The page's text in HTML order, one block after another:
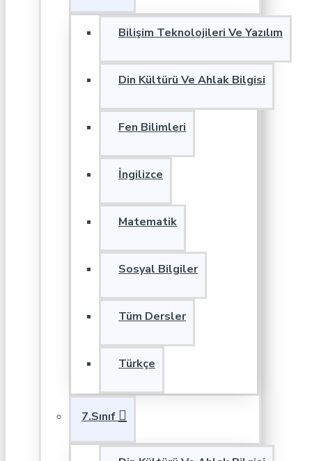
Bilişim Teknolojileri Ve Yazılım
Din Kültürü Ve Ahlak Bilgisi
Fen Bilimleri
İngilizce
Matematik
Sosyal Bilgiler
Tüm Dersler
Türkçe
7.Sınıf